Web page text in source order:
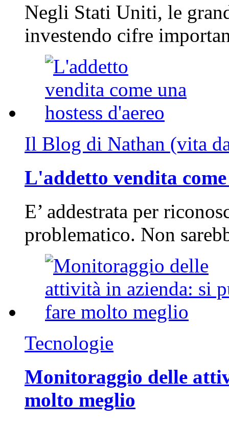
Negli Stati Uniti, le
investendo cifre
Il Blog di Nathan (vita
L'addetto vendita
E’ addestrata per
problematico. Non
Tecnologie
Monitoraggio delle
molto meglio